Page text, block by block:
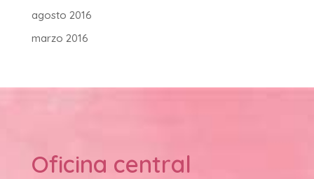
agosto 2016
marzo 2016
Oficina central